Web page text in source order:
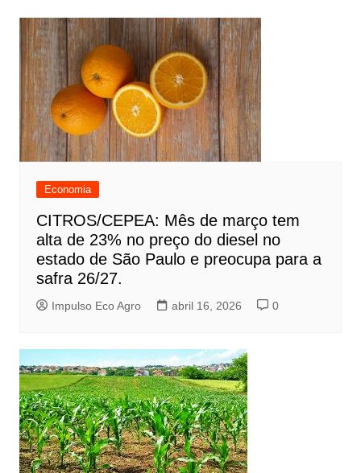
Economia
CITROS/CEPEA: Mês de março tem
alta de 23% no preço do diesel no
estado de São Paulo e preocupa para a
safra 26/27.
Impulso Eco Agro abril 16, 2026 0